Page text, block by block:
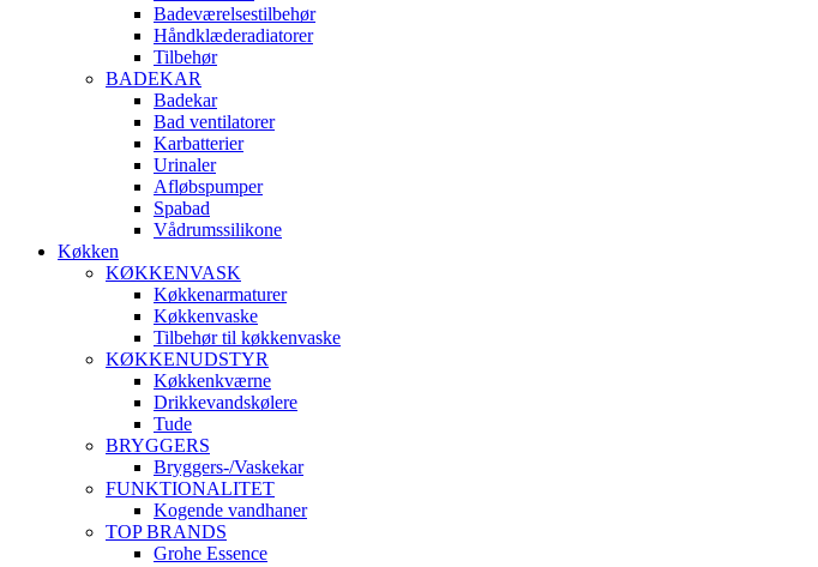
Badeværelsestilbehør
Håndklæderadiatorer
Tilbehør
BADEKAR
Badekar
Bad ventilatorer
Karbatterier
Urinaler
Afløbspumper
Spabad
Vådrumssilikone
Køkken
KØKKENVASK
Køkkenarmaturer
Køkkenvaske
Tilbehør til køkkenvaske
KØKKENUDSTYR
Køkkenkværne
Drikkevandskølere
Tude
BRYGGERS
Bryggers-/Vaskekar
FUNKTIONALITET
Kogende vandhaner
TOP BRANDS
Grohe Essence